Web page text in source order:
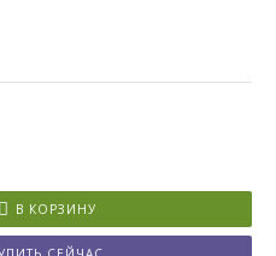
В КОРЗИНУ